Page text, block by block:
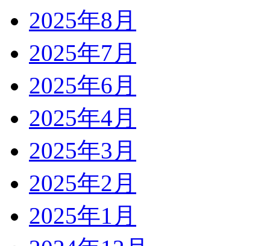
2025年8月
2025年7月
2025年6月
2025年4月
2025年3月
2025年2月
2025年1月